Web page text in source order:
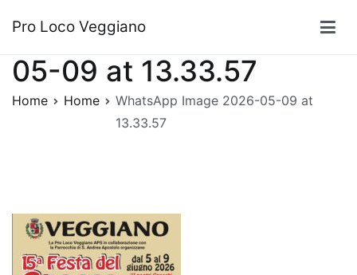
Pro Loco Veggiano
WhatsApp Image 2026-
05-09 at 13.33.57
Home Home
WhatsApp Image 2026-05-09 at
13.33.57